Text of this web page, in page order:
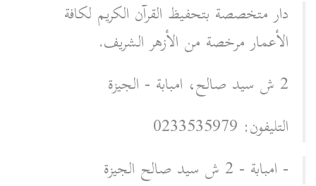
دار متخصصة بتحفيظ القرآن الكريم لكافة
الأعمار مرخصة من الأزهر الشريف.
2 ش سيد صالح، امبابة - الجيزة
التليفون: 0233535979
- امبابة - 2 ش سيد صالح الجيزة